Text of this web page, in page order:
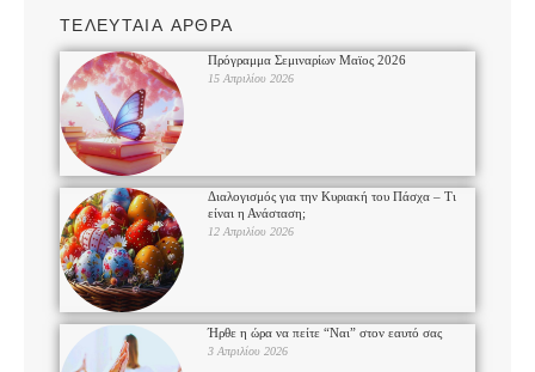
ΤΕΛΕΥΤΑΙΑ ΑΡΘΡΑ
Πρόγραμμα Σεμιναρίων Μαϊος 2026
15 Απριλίου 2026
Διαλογισμός για την Κυριακή του Πάσχα – Τι
είναι η Ανάσταση;
12 Απριλίου 2026
Ήρθε η ώρα να πείτε “Ναι” στον εαυτό σας
3 Απριλίου 2026